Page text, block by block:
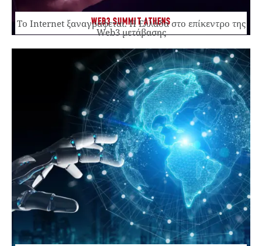
WEB3 SUMMIT ATHENS
Το Internet ξαναγράφεται. Η Ελλάδα στο επίκεντρο της
Web3 μετάβασης